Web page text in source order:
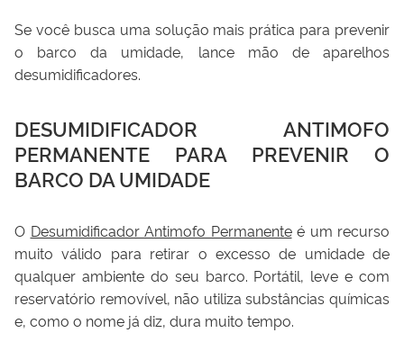
Se você busca uma solução mais prática para prevenir
o barco da umidade, lance mão de aparelhos
desumidificadores.
DESUMIDIFICADOR ANTIMOFO
PERMANENTE PARA PREVENIR O
BARCO DA UMIDADE
O Desumidificador Antimofo Permanenteé um recurso
muito válido para retirar o excesso de umidade de
qualquer ambiente do seu barco. Portátil, leve e com
reservatório removível, não utiliza substâncias químicas
e, como o nome já diz, dura muito tempo.